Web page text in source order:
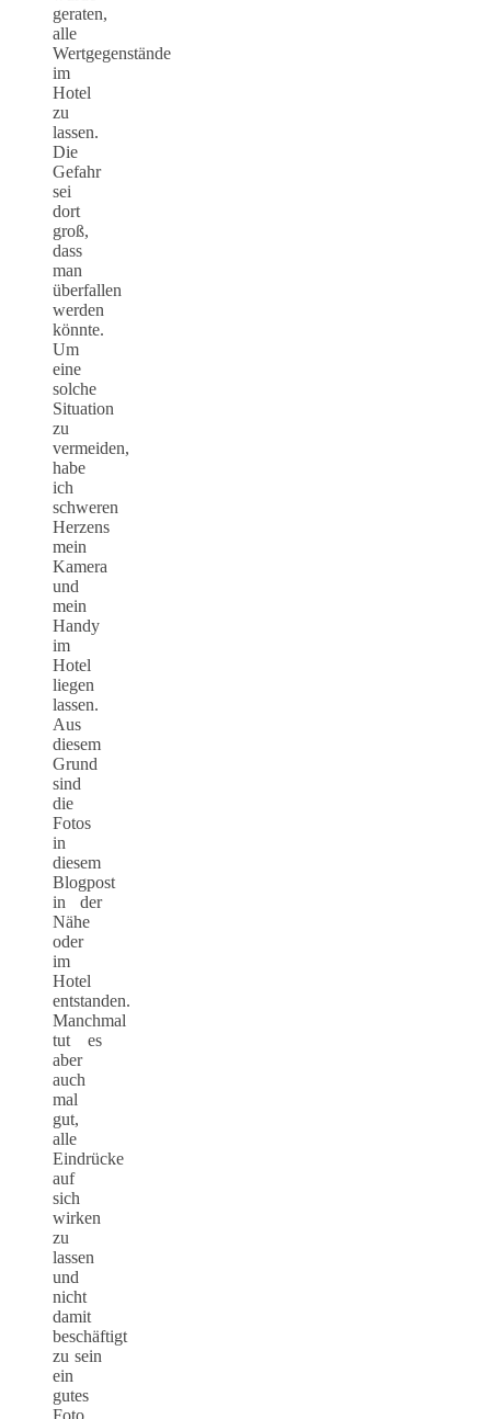
geraten,
alle
Wertgegenstände
im
Hotel
zu
lassen.
Die
Gefahr
sei
dort
groß,
dass
man
überfallen
werden
könnte.
Um
eine
solche
Situation
zu
vermeiden,
habe
ich
schweren
Herzens
mein
Kamera
und
mein
Handy
im
Hotel
liegen
lassen.
Aus
diesem
Grund
sind
die
Fotos
in
diesem
Blogpost
in der
Nähe
oder
im
Hotel
entstanden.
Manchmal
tut es
aber
auch
mal
gut,
alle
Eindrücke
auf
sich
wirken
zu
lassen
und
nicht
damit
beschäftigt
zu sein
ein
gutes
Foto